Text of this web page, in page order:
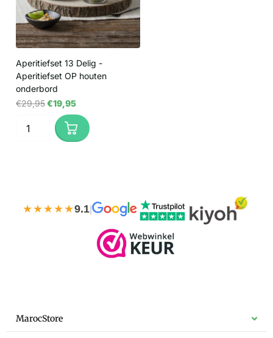
Aperitiefset 13 Delig -
Aperitiefset OP houten
onderbord
€29,95€19,95
★★★★★9.1 |
MarocStore